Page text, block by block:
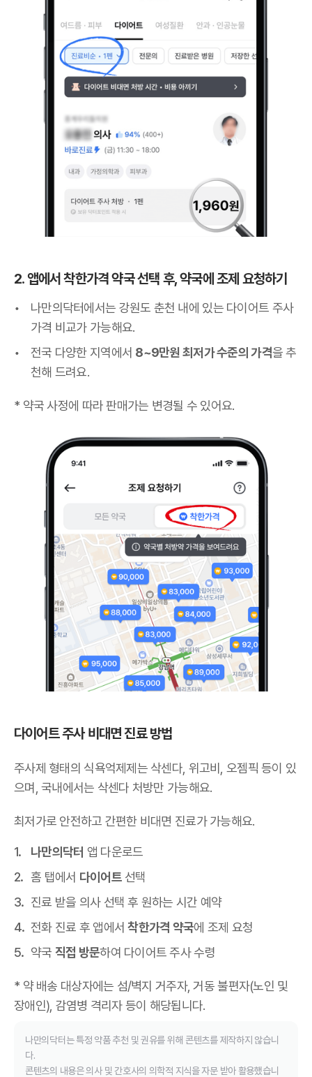
2. 앱에서 착한가격 약국 선택 후, 약국에 조제 요청하기
나만의닥터에서는 강원도 춘천 내에 있는 다이어트 주사
가격 비교가 가능해요.
전국 다양한 지역에서 8~9만원 최저가 수준의 가격을 추
천해 드려요.
* 약국 사정에 따라 판매가는 변경될 수 있어요.
다이어트 주사 비대면 진료 방법
주사제 형태의 식욕억제제는 삭센다, 위고비, 오젬픽 등이 있
으며,국내에서는 삭센다 처방만 가능해요.
최저가로 안전하고 간편한 비대면 진료가 가능해요.
나만의닥터 앱 다운로드
홈 탭에서 다이어트선택
진료 받을 의사 선택 후 원하는 시간 예약
전화 진료 후 앱에서착한가격 약국에 조제 요청
약국 직접 방문하여 다이어트 주사 수령
* 약 배송 대상자에는 섬/벽지 거주자, 거동 불편자(노인 및
장애인), 감염병 격리자 등이 해당됩니다.
나만의닥터는 특정 약품 추천 및 권유를 위해 콘텐츠를 제작하지 않습니
다.
콘텐츠의 내용은 의사 및 간호사의 의학적 지식을 자문 받아 활용했습니